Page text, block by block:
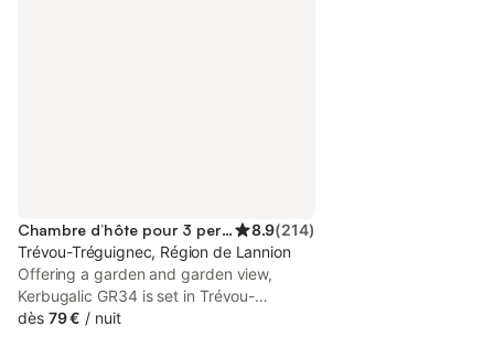
Chambre d’hôte pour 3 personnes 8.9(214)
Trévou-Tréguignec, Région de Lannion
Offering a garden and garden view,
Kerbugalic GR34 is set in Trévou-
Tréguignec, 300 metres from Trestel
dès 79 € / nuit